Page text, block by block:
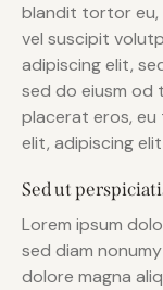
blandit tortor eu,
vel suscipit
adipiscing elit,
sed do eiusm od
placerat eros,
elit, adipiscing
Sed ut
Lorem ipsum
sed diam
dolore magna